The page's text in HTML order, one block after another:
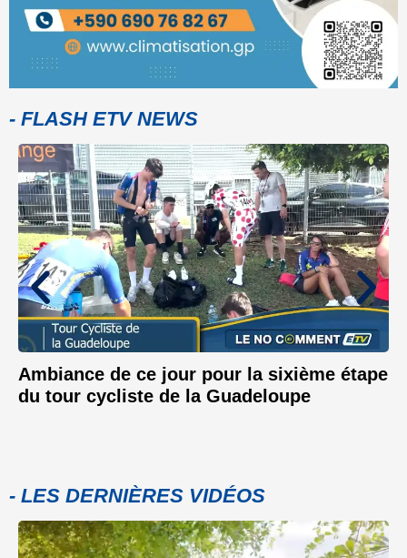
- FLASH ETV NEWS
Ambiance de ce jour pour la sixième étape
du tour cycliste de la Guadeloupe
- LES DERNIÈRES VIDÉOS